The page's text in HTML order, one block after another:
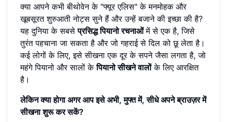
क्या आपने कभी बीथोवेन के "फ्यूर एलिस" के मनमोहक और
खूबसूरत शुरुआती नोट्स सुने हैं और उन्हें बजाने की इच्छा की है?
यह दुनिया के सबसेप्रसिद्ध पियानो रचनाओंमें से एक है, जिसे
तुरंत पहचाना जा सकता है और जो गहराई से दिल को छू लेता है।
कई लोगों के लिए, इसे सीखना एक दूर के सपने जैसा लगता है, जो
महंगे पियानो और सालों केपियानो सीखने वालोंके लिए आरक्षित
है।
लेकिन क्या होगा अगर आप इसे अभी, मुफ्त में, सीधे अपने ब्राउज़र में
सीखना शुरू कर सकें?